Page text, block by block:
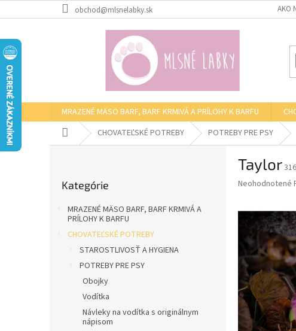
na
obchod@mlsnelabky.sk AKO
MRAZENÉ MÄSO BARF, BARF KRMIVÁ A PRÍLOHY K BARFU
Domov CHOVATEĽSKÉ POTREBY POTREBY PRE PSY
kategórie
Kategórie
MRAZENÉ MÄSO BARF, BARF KRMIVÁ A
PRÍLOHY K BARFU
CHOVATEĽSKÉ POTREBY
STAROSTLIVOSŤ A HYGIENA
POTREBY PRE PSY
Obojky
Vodítka
Návleky na vodítka s originálnym
nápisom
Taylor
Priemerné
hviezdičiek.
Neohodnotené